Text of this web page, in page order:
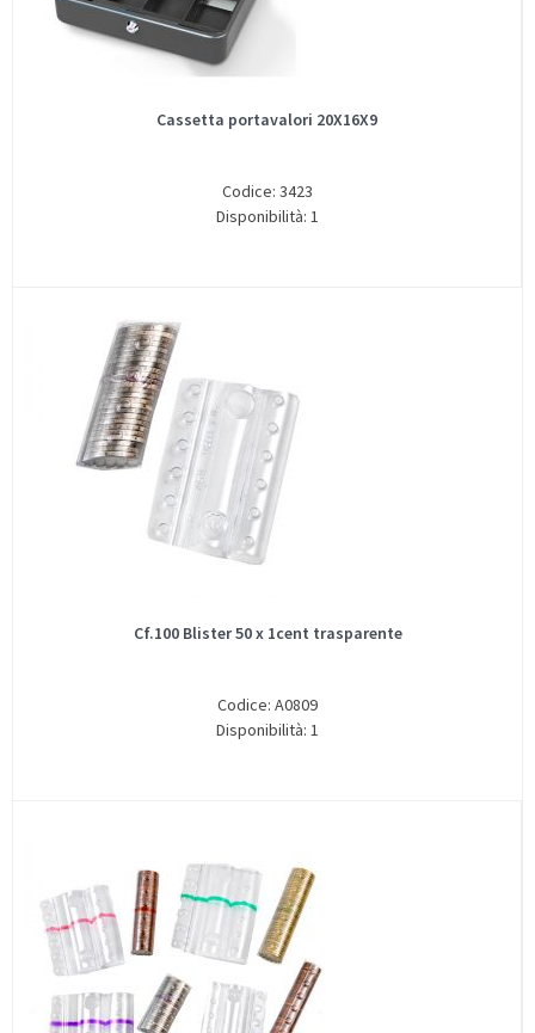
Cassetta portavalori 20X16X9
Codice: 3423
Disponibilità: 1
Cf.100 Blister 50 x 1cent trasparente
Codice: A0809
Disponibilità: 1